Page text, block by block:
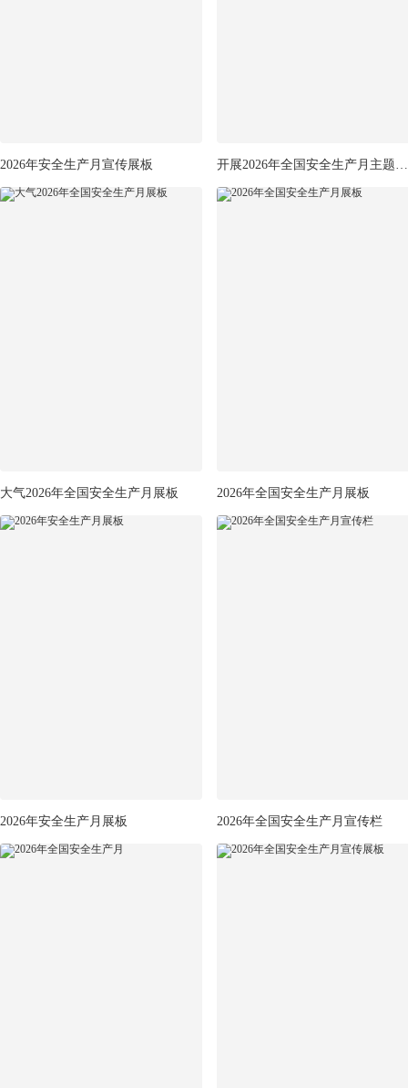
2026年安全生产月宣传展板 开展2026年全国安全生产月主题展板
大气2026年全国安全生产月展板 2026年全国安全生产月展板
2026年安全生产月展板 2026年全国安全生产月宣传栏